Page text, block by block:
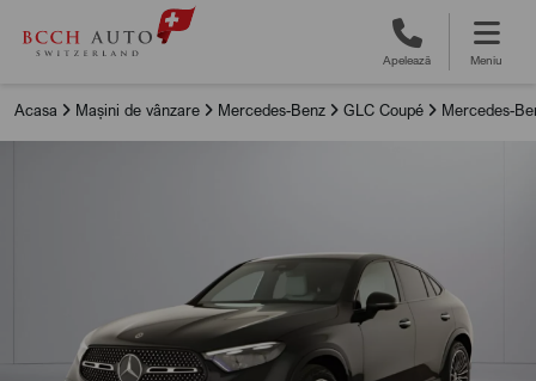
Apelează Meniu
Acasa Mașini de vânzare Mercedes-Benz GLC Coupé Mercedes-